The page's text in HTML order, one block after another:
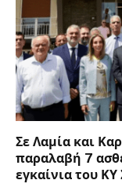
Σε Λαμία και
παραλαβή 7
εγκαίνια του